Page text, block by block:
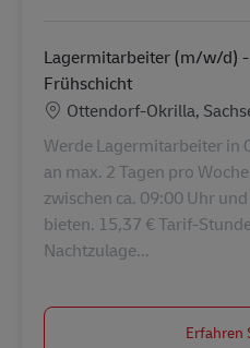
Lagermitarbeiter (m/w/d)
Frühschicht
Standort
Ottendorf-Okrilla,
Werde Lagermitarbeiter
an max. 2 Tagen pro
zwischen ca. 09:00 Uhr
bieten. 15,37 € Tarif-
Nachtzulage...
Erfahren